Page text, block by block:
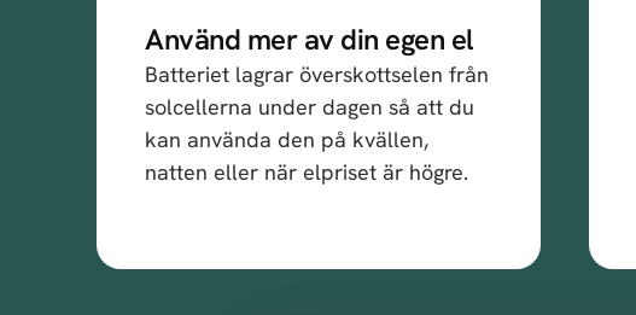
Använd mer av din egen el
Batteriet lagrar överskottselen från
solcellerna under dagen så att du
kan använda den på kvällen,
natten eller när elpriset är högre.